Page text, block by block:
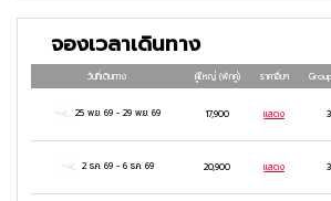
ศูนย์เครื่องสำอาง | ฮงแดวอร์คกิ้งส
พระราชวังเคียงบก | ศูนย์โสม | ศูนย์ส
DUTY FREE | ศูนย์รวมของวัยรุ่นเกา
ดง N SEOUL TOWER (ไม่รวมค่าลิ
ค่ะค่ากระเช้า) พิพิธภัณฑ์สาหร่าย + เรีย
ห่อสาหร่าย + ชุดฮันบก ศูนย์แอเมทิส
KOREAN SUPERMARKET
filoc# Edit a DDE
จองเวลาเดินทาง
วันที่เดินทาง ผู้ใหญ่ (พักคู่) ราคาอื่นๆ
25 พ.ย. 69- 29 พ.ย. 69 17,900 แสดง
2 ธ.ค. 69- 6 ธ.ค. 69 20,900 แสดง